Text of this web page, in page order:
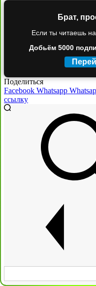
Брат,
Если ты читаешь
Добьём 5000
Поделиться
Facebook Whatsapp
ссылку